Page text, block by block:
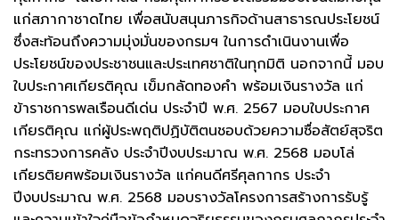
แก่สภากาชาดไทย เพื่อสนับสนุนภารกิจด้านสาธารณประโยชน์
ซึ่งสะท้อนถึงความมุ่งมั่นของกรมฯ ในการดำเนินงานเพื่อ
ประโยชน์ของประชาชนและประเทศชาติในทุกมิติ นอกจากนี้ มอบ
ใบประกาศเกียรติคุณ เข็มกลัดทองคำ พร้อมเงินรางวัล แก่
ข้าราชการพลเรือนดีเด่น ประจำปี พ.ศ. 2567 มอบใบประกาศ
เกียรติคุณ แก่ผู้ประพฤติปฏิบัติตนชอบด้วยความซื่อสัตย์สุจริต
กระทรวงการคลัง ประจำปีงบประมาณ พ.ศ. 2568 มอบโล่
เกียรติยศพร้อมเงินรางวัล แก่คนดีศรีศุลกากร ประจำ
ปีงบประมาณ พ.ศ. 2568 มอบรางวัลโครงการสร้างการรับรู้